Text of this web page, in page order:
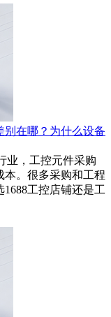
别在哪？为什么设备
业，工控元件采购
本。很多采购和工程
工控店铺还是工